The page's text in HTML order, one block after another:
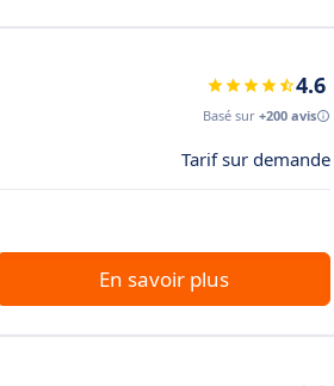
4.6
Basé sur +200 avis
Tarif sur demande
En savoir plus